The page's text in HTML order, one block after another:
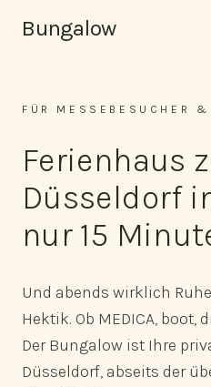
Bungalow
FÜR MESSEBESUCHER &
Ferienhaus
Düsseldorf
nur 15
Und abends wirklich
Hektik. Ob MEDICA, boot,
Der Bungalow ist Ihre
Düsseldorf, abseits der